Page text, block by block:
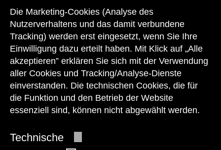
Die Marketing-Cookies (Analyse des
Nutzerverhaltens und das damit verbundene
Tracking) werden erst eingesetzt, wenn Sie Ihre
Einwilligung dazu erteilt haben. Mit Klick auf „Alle
akzeptieren” erklären Sie sich mit der Verwendung
aller Cookies und Tracking/Analyse-Dienste
einverstanden. Die technischen Cookies, die für
die Funktion und den Betrieb der Website
essenziell sind, können nicht abgewählt werden.
Technische
zu den Öffnungszeiten des Museums
auch telefonisch zur Verfügung:
+43 1 505 87 47 85173
service@wienmuseum.at